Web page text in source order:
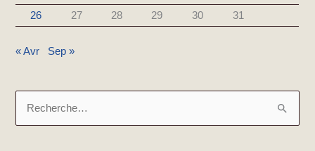
26
27 28 29 30 31
« Avr Sep »